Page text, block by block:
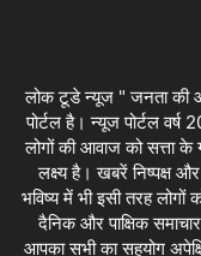
लोक टूडे न्यूज " जनता की
पोर्टल है। न्यूज पोर्टल
लोगों की आवाज को सत्ता के
लक्ष्य है। खबरें निष्पक्ष
भविष्य में भी इसी तरह
दैनिक और पाक्षिक
आपका सभी का सहयोग